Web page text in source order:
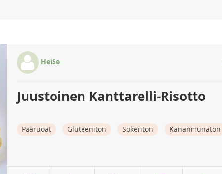
HeiSe
Juustoinen Kanttarelli-Risotto
Pääruoat Gluteeniton Sokeriton Kananmunaton